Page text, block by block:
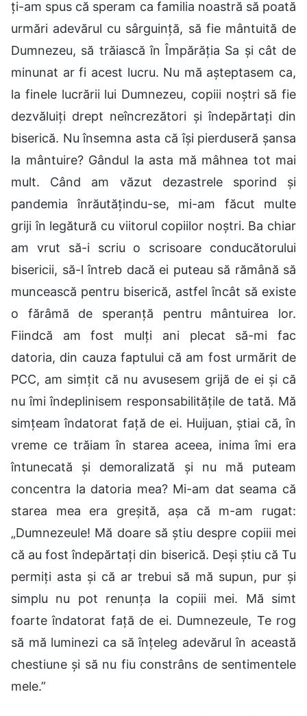
ți-am spus că speram ca familia noastră să poată
urmări adevărul cu sârguință, să fie mântuită de
Dumnezeu, să trăiască în Împărăția Sa și cât de
minunat ar fi acest lucru. Nu mă așteptasem ca,
la finele lucrării lui Dumnezeu, copiii noștri să fie
dezvăluiți drept neîncrezători și îndepărtați din
biserică. Nu însemna asta că își pierduseră șansa
la mântuire? Gândul la asta mă mâhnea tot mai
mult. Când am văzut dezastrele sporind și
pandemia înrăutățindu-se, mi-am făcut multe
griji în legătură cu viitorul copiilor noștri. Ba chiar
am vrut să-i scriu o scrisoare conducătorului
bisericii, să-l întreb dacă ei puteau să rămână să
muncească pentru biserică, astfel încât să existe
o fărâmă de speranță pentru mântuirea lor.
Fiindcă am fost mulți ani plecat să-mi fac
datoria, din cauza faptului că am fost urmărit de
PCC, am simțit că nu avusesem grijă de ei și că
nu îmi îndeplinisem responsabilitățile de tată. Mă
simțeam îndatorat față de ei. Huijuan, știai că, în
vreme ce trăiam în starea aceea, inima îmi era
întunecată și demoralizată și nu mă puteam
concentra la datoria mea? Mi-am dat seama că
starea mea era greșită, așa că m-am rugat:
„Dumnezeule! Mă doare să știu despre copiii mei
că au fost îndepărtați din biserică. Deși știu că Tu
permiți asta și că ar trebui să mă supun, pur și
simplu nu pot renunța la copiii mei. Mă simt
foarte îndatorat față de ei. Dumnezeule, Te rog
să mă luminezi ca să înțeleg adevărul în această
chestiune și să nu fiu constrâns de sentimentele
mele.”